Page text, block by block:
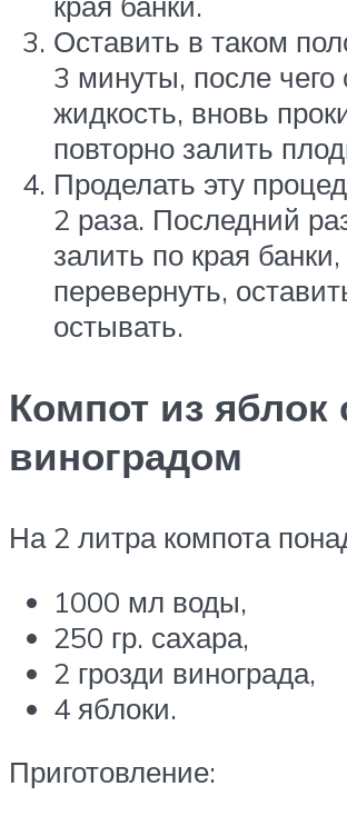
Оставить в таком
3 минуты, после чего
жидкость, вновь
повторно залить
Проделать эту
2 раза. Последний
залить по края банки,
перевернуть,
остывать.
Компот из яблок
виноградом
На 2 литра компота
1000 мл воды,
250 гр. сахара,
2 грозди винограда,
4 яблоки.
Приготовление: